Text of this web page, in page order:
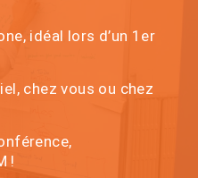
idéal lors d’un 1er
chez vous ou chez
!